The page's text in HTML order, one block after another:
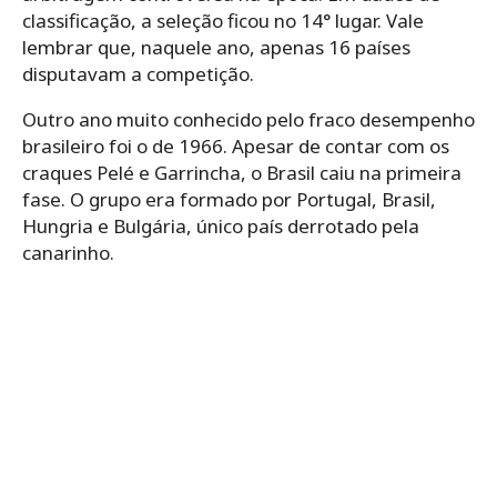
classificação, a seleção ficou no 14° lugar. Vale
lembrar que, naquele ano, apenas 16 países
disputavam a competição.
Outro ano muito conhecido pelo fraco desempenho
brasileiro foi o de 1966. Apesar de contar com os
craques Pelé e Garrincha, o Brasil caiu na primeira
fase. O grupo era formado por Portugal, Brasil,
Hungria e Bulgária, único país derrotado pela
canarinho.